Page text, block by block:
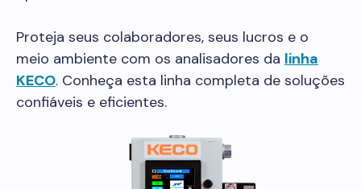
Proteja seus colaboradores, seus lucros e o
meio ambiente com os analisadores da linha
KECO. Conheça esta linha completa de soluções
confiáveis e eficientes.